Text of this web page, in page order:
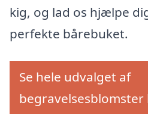
kig, og lad os hjælpe
perfekte bårebuket.
Se hele udvalget af
begravelsesblomster